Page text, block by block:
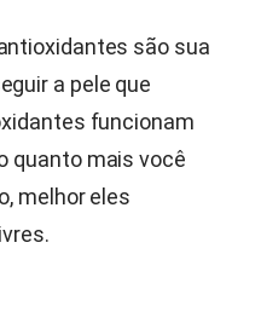
são sua
a pele que
funcionam
quanto mais você
melhor eles